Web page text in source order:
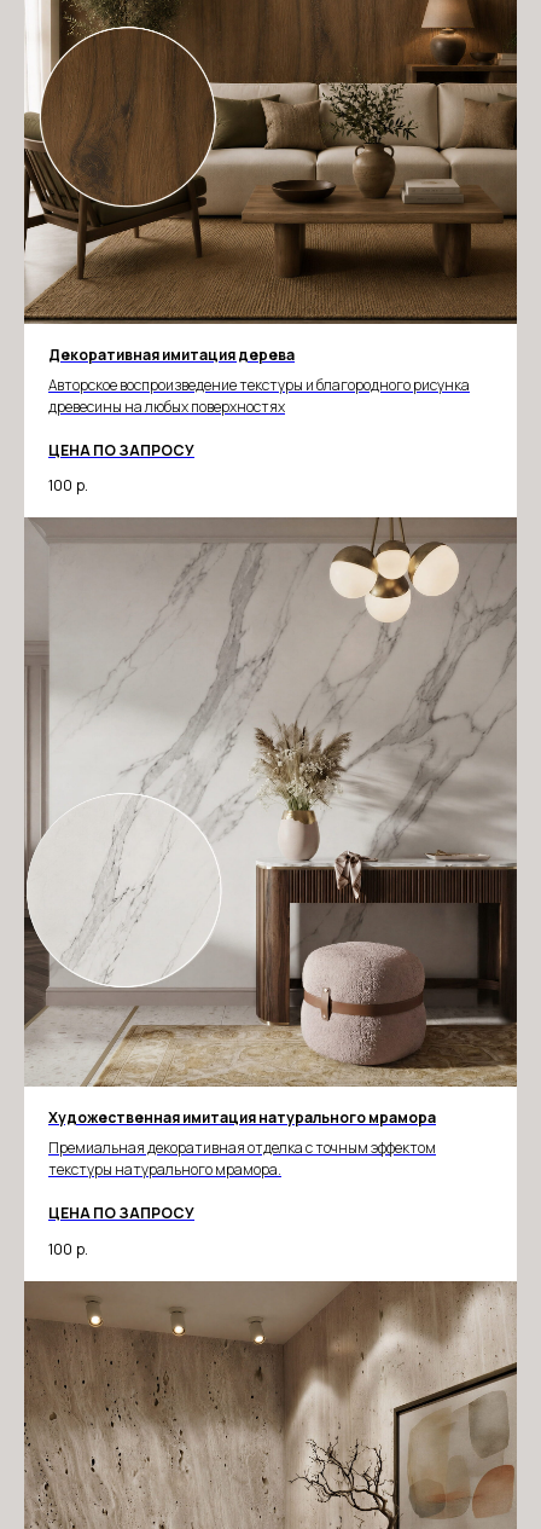
Декоративная имитация дерева
Авторское воспроизведение текстуры и благородного рисунка
древесины на любых поверхностях
ЦЕНА ПО ЗАПРОСУ
100 р.
Художественная имитация натурального мрамора
Премиальная декоративная отделка с точным эффектом
текстуры натурального мрамора.
ЦЕНА ПО ЗАПРОСУ
100 р.
КОЛЛЕКЦИИ
смотреть каталог
ФРЕСКИ